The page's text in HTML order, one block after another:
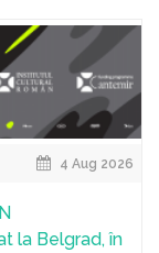
4 Aug 2026
la Belgrad, în